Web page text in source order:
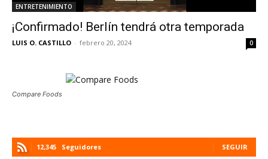
ENTRETENIMIENTO
¡Confirmado! Berlín tendrá otra temporada
LUIS O. CASTILLO - febrero 20, 2024 0
Compare Foods
12,345 Seguidores SEGUIR